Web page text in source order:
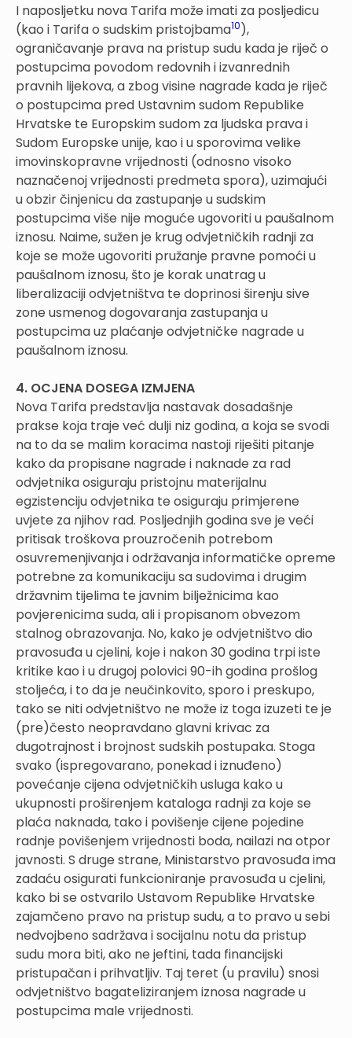
I naposljetku nova Tarifa može imati za posljedicu
(kao i Tarifa o sudskim pristojbama10),
ograničavanje prava na pristup sudu kada je riječ o
postupcima povodom redovnih i izvanrednih
pravnih lijekova, a zbog visine nagrade kada je riječ
o postupcima pred Ustavnim sudom Republike
Hrvatske te Europskim sudom za ljudska prava i
Sudom Europske unije, kao i u sporovima velike
imovinskopravne vrijednosti (odnosno visoko
naznačenoj vrijednosti predmeta spora), uzimajući
u obzir činjenicu da zastupanje u sudskim
postupcima više nije moguće ugovoriti u paušalnom
iznosu. Naime, sužen je krug odvjetničkih radnji za
koje se može ugovoriti pružanje pravne pomoći u
paušalnom iznosu, što je korak unatrag u
liberalizaciji odvjetništva te doprinosi širenju sive
zone usmenog dogovaranja zastupanja u
postupcima uz plaćanje odvjetničke nagrade u
paušalnom iznosu.
4. OCJENA DOSEGA IZMJENA
Nova Tarifa predstavlja nastavak dosadašnje
prakse koja traje već dulji niz godina, a koja se svodi
na to da se malim koracima nastoji riješiti pitanje
kako da propisane nagrade i naknade za rad
odvjetnika osiguraju pristojnu materijalnu
egzistenciju odvjetnika te osiguraju primjerene
uvjete za njihov rad. Posljednjih godina sve je veći
pritisak troškova prouzročenih potrebom
osuvremenjivanja i održavanja informatičke opreme
potrebne za komunikaciju sa sudovima i drugim
državnim tijelima te javnim bilježnicima kao
povjerenicima suda, ali i propisanom obvezom
stalnog obrazovanja. No, kako je odvjetništvo dio
pravosuđa u cjelini, koje i nakon 30 godina trpi iste
kritike kao i u drugoj polovici 90-ih godina prošlog
stoljeća, i to da je neučinkovito, sporo i preskupo,
tako se niti odvjetništvo ne može iz toga izuzeti te je
(pre)često neopravdano glavni krivac za
dugotrajnost i brojnost sudskih postupaka. Stoga
svako (ispregovarano, ponekad i iznuđeno)
povećanje cijena odvjetničkih usluga kako u
ukupnosti proširenjem kataloga radnji za koje se
plaća naknada, tako i povišenje cijene pojedine
radnje povišenjem vrijednosti boda, nailazi na otpor
javnosti. S druge strane, Ministarstvo pravosuđa ima
zadaću osigurati funkcioniranje pravosuđa u cjelini,
kako bi se ostvarilo Ustavom Republike Hrvatske
zajamčeno pravo na pristup sudu, a to pravo u sebi
nedvojbeno sadržava i socijalnu notu da pristup
sudu mora biti, ako ne jeftini, tada financijski
pristupačan i prihvatljiv. Taj teret (u pravilu) snosi
odvjetništvo bagateliziranjem iznosa nagrade u
postupcima male vrijednosti.